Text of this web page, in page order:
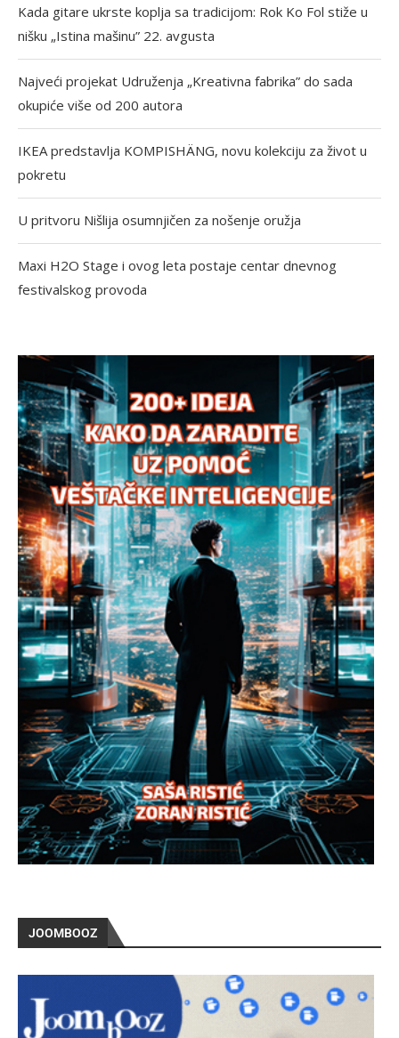
Kada gitare ukrste koplja sa tradicijom: Rok Ko Fol stiže u
nišku „Istina mašinu” 22. avgusta
Najveći projekat Udruženja „Kreativna fabrika” do sada
okupiće više od 200 autora
IKEA predstavlja KOMPISHÄNG, novu kolekciju za život u
pokretu
U pritvoru Nišlija osumnjičen za nošenje oružja
Maxi H2O Stage i ovog leta postaje centar dnevnog
festivalskog provoda
JOOMBOOZ